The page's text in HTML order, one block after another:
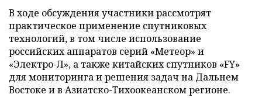
В ходе обсуждения участники рассмотрят
практическое применение спутниковых
технологий, в том числе использование
российских аппаратов серий «Метеор» и
«Электро-Л», а также китайских спутников «FY»
для мониторинга и решения задач на Дальнем
Востоке и в Азиатско-Тихоокеанском регионе.